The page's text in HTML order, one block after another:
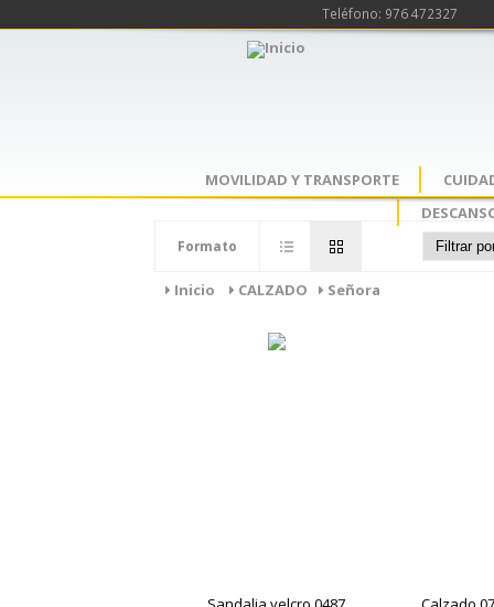
Teléfono: 976 472327
MOVILIDAD Y TRANSPORTE
Formato
Inicio CALZADO Señora